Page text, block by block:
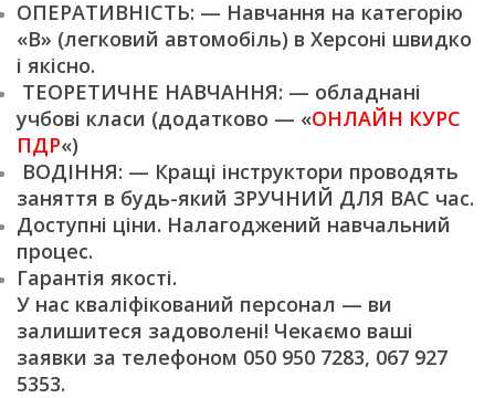
ОПЕРАТИВНІСТЬ: — Навчання на категорію
«В» (легковий автомобіль) в Херсоні швидко
і якісно.
ТЕОРЕТИЧНЕ НАВЧАННЯ: — обладнані
учбові класи (додатково — «ОНЛАЙН КУРС
ПДР«)
ВОДІННЯ: — Кращі інструктори проводять
заняття в будь-який ЗРУЧНИЙ ДЛЯ ВАС час.
Доступні ціни. Налагоджений навчальний
процес.
Гарантія якості.
У нас кваліфікований персонал — ви
залишитеся задоволені! Чекаємо ваші
заявки за телефоном 050 950 7283, 067 927
5353.